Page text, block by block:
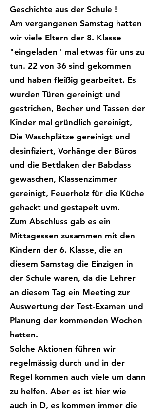
Geschichte aus der Schule !
Am vergangenen Samstag hatten
wir viele Eltern der 8. Klasse
"eingeladen" mal etwas für uns zu
tun. 22 von 36 sind gekommen
und haben fleißig gearbeitet. Es
wurden Türen gereinigt und
gestrichen, Becher und Tassen der
Kinder mal gründlich gereinigt,
Die Waschplätze gereinigt und
desinfiziert, Vorhänge der Büros
und die Bettlaken der Babclass
gewaschen, Klassenzimmer
gereinigt, Feuerholz für die Küche
gehackt und gestapelt uvm.
Zum Abschluss gab es ein
Mittagessen zusammen mit den
Kindern der 6. Klasse, die an
diesem Samstag die Einzigen in
der Schule waren, da die Lehrer
an diesem Tag ein Meeting zur
Auswertung der Test-Examen und
Planung der kommenden Wochen
hatten.
Solche Aktionen führen wir
regelmässig durch und in der
Regel kommen auch viele um dann
zu helfen. Aber es ist hier wie
auch in D, es kommen immer die